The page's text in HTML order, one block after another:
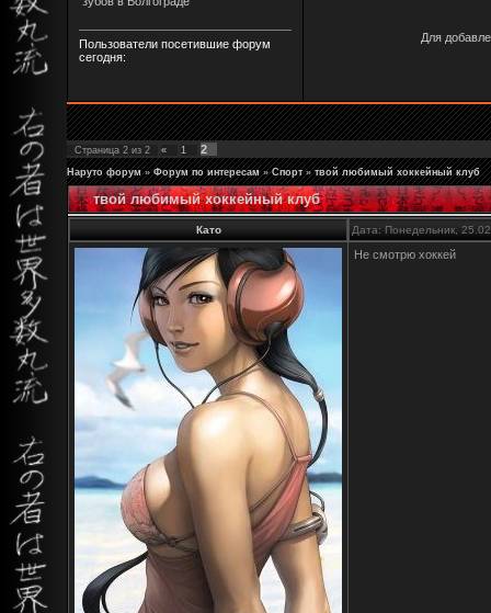
Пользователи посетившие форум
сегодня:
Для
Страница 2 из 2 « 1 2
Наруто форум » Форум по интересам » Спорт » твой любимый хоккейный клуб
твой любимый хоккейный клуб
Като Дата: Понедельник,
Не смотрю хоккей